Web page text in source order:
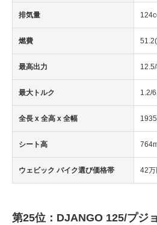
排気量
燃費
最高出力
最大トルク 1.2/
全長 x 全高 x 全幅
シート高
ウェビック バイク選び価格帯 42万
第25位：DJANGO 125/プジ